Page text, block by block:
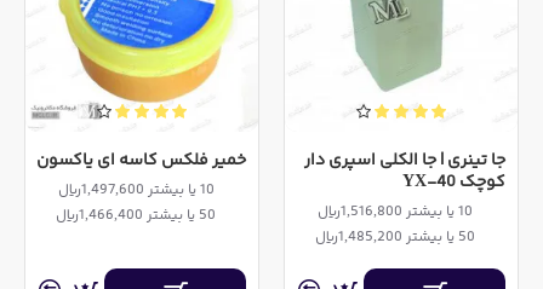
جا تینری | جا الکلی اسپری دار
کوچک YX-40
10 یا بیشتر 1,516,800ریال
50 یا بیشتر 1,485,200ریال
خمیر فلکس کاسه ای یاکسون
10 یا بیشتر 1,497,600ریال
50 یا بیشتر 1,466,400ریال